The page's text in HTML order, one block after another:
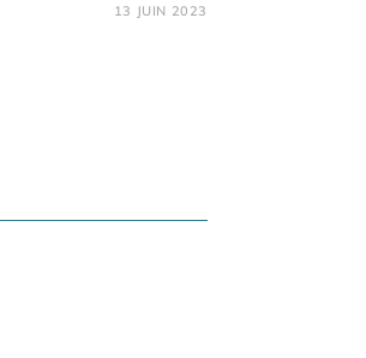
13 JUIN 2023